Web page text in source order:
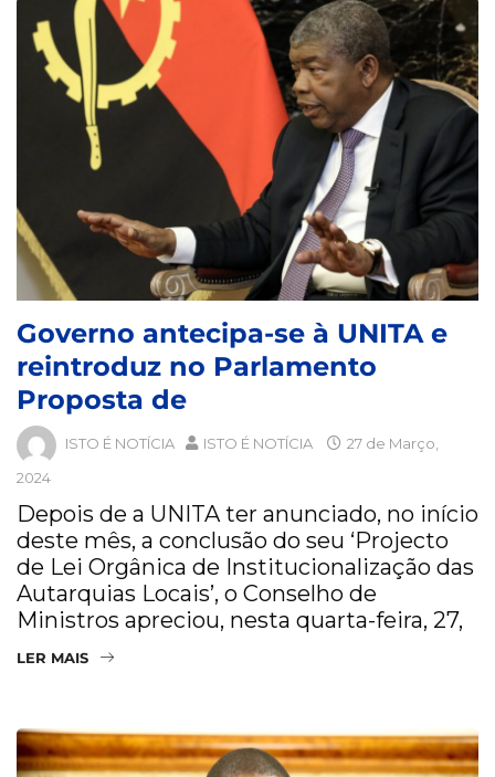
Governo antecipa-se à UNITA e
reintroduz no Parlamento
Proposta de
ISTO É NOTÍCIA ISTO É NOTÍCIA
27 de Março,
2024
Depois de a UNITA ter anunciado, no início
deste mês, a conclusão do seu ‘Projecto
de Lei Orgânica de Institucionalização das
Autarquias Locais’, o Conselho de
Ministros apreciou, nesta quarta-feira, 27,
LER MAIS